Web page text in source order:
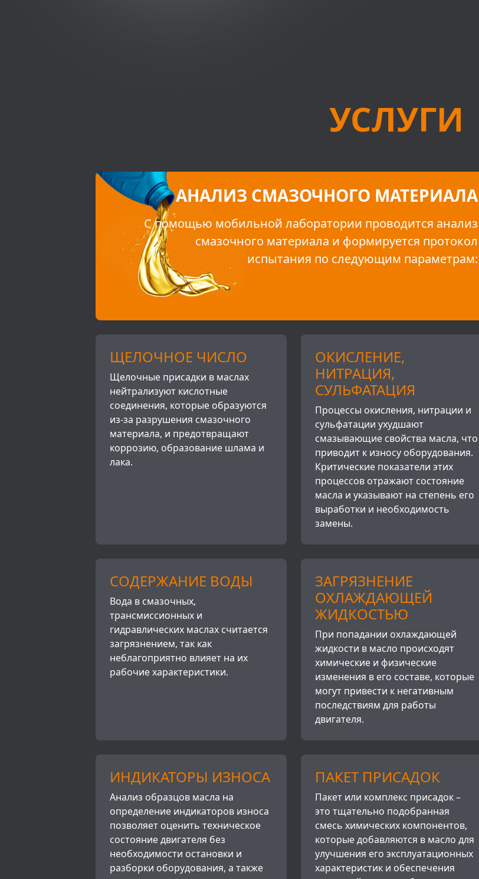
УСЛУГИ
АНАЛИЗ СМАЗОЧНОГО МАТЕРИАЛА
С помощью мобильной лаборатории проводится анализ
смазочного материала и формируется протокол
испытания по следующим параметрам:
ЩЕЛОЧНОЕ ЧИСЛО
Щелочные присадки в маслах
нейтрализуют кислотные
соединения, которые образуются
из-за разрушения смазочного
материала, и предотвращают
коррозию, образование шлама и
лака.
ОКИСЛЕНИЕ,
НИТРАЦИЯ,
СУЛЬФАТАЦИЯ
Процессы окисления, нитрации и
сульфатации ухудшают
смазывающие свойства масла, что
приводит к износу оборудования.
Критические показатели этих
процессов отражают состояние
масла и указывают на степень его
выработки и необходимость
замены.
СОДЕРЖАНИЕ ВОДЫ
Вода в смазочных,
трансмиссионных и
гидравлических маслах считается
загрязнением, так как
неблагоприятно влияет на их
рабочие характеристики.
ЗАГРЯЗНЕНИЕ
ОХЛАЖДАЮЩЕЙ
ЖИДКОСТЬЮ
При попадании охлаждающей
жидкости в масло происходят
химические и физические
изменения в его составе, которые
могут привести к негативным
последствиям для работы
двигателя.
ИНДИКАТОРЫ ИЗНОСА
Анализ образцов масла на
определение индикаторов износа
позволяет оценить техническое
состояние двигателя без
необходимости остановки и
разборки оборудования, а также
ПАКЕТ ПРИСАДОК
Пакет или комплекс присадок –
это тщательно подобранная
смесь химических компонентов,
которые добавляются в масло для
улучшения его эксплуатационных
характеристик и обеспечения